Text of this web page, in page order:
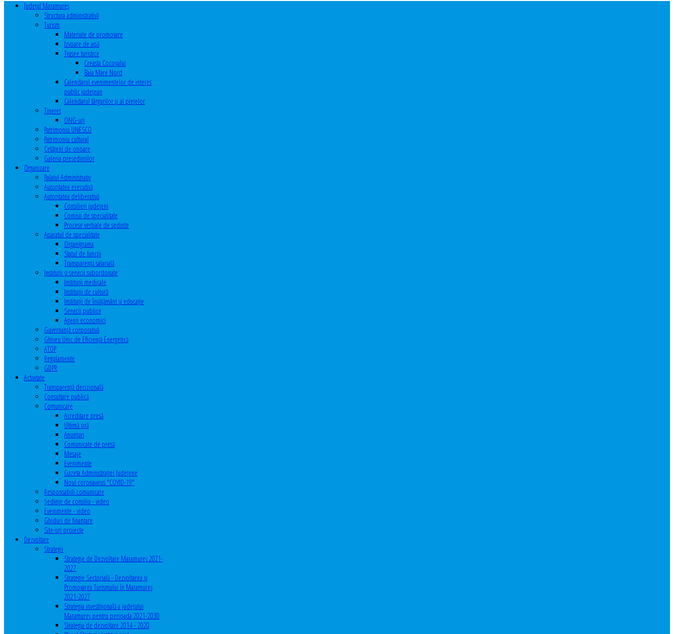
Judeţul Maramureş
Structura administrativă
Turism
Materiale de promovare
Izvoare de apă
Trasee turistice
Creasta Cocoșului
Baia Mare Nord
Calendarul evenimentelor de interes
public judeţean
Calendarul târgurilor şi al pieţelor
Tineret
ONG-uri
Patrimoniu UNESCO
Patrimoniu cultural
Cetăţeni de onoare
Galeria președinților
Organizare
Palatul Administrativ
Autoritatea executivă
Autoritatea deliberativă
Consilieri judeţeni
Comisii de specialitate
Procese verbale de sedinte
Aparatul de specialitate
Organigrama
Statul de funcții
Transparență salarială
Instituţii şi servicii subordonate
Instituţii medicale
Instituţii de cultură
Instituţii de învăţământ şi educaţie
Servicii publice
Agenţi economici
Guvernanță corporativă
Ghişeu Unic de Eficienţă Energetică
ATOP
Regulamente
GDPR
Activitate
Transparenţă decizională
Consultare publică
Comunicare
Acreditare presă
Ultimă oră
Anunţuri
Comunicate de presă
Mesaje
Evenimente
Gazeta Administraţiei Judeţene
Noul coronavirus "COVID-19"
Responsabili comunicare
Şedinţe de consiliu - video
Evenimente - video
Ghiduri de finanţare
Site-uri proiecte
Dezvoltare
Strategii
Strategie de Dezvoltare Maramureș 2021-
2027
Strategie Sectorială - Dezvoltarea și
Promovarea Turismului în Maramureș
2021-2027
Strategia investiţională a județului
Maramureș pentru perioada 2021-2030
Strategia de dezvoltare 2014 - 2020